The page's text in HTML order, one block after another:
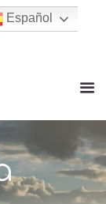
Español